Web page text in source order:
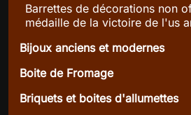
Barrettes de décorations non
médaille de la victoire de l'us
Bijoux anciens et modernes
Boite de Fromage
Briquets et boites d'allumettes